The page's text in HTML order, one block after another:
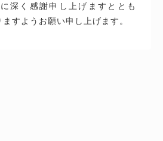
深く感謝申し上げますととも
すようお願い申し上げます。